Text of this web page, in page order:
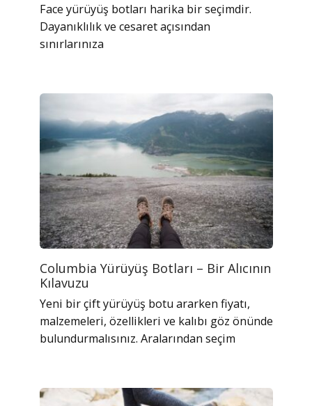
Face yürüyüş botları harika bir seçimdir.
Dayanıklılık ve cesaret açısından
sınırlarınıza
Columbia Yürüyüş Botları – Bir Alıcının
Kılavuzu
Yeni bir çift yürüyüş botu ararken fiyatı,
malzemeleri, özellikleri ve kalıbı göz önünde
bulundurmalısınız. Aralarından seçim